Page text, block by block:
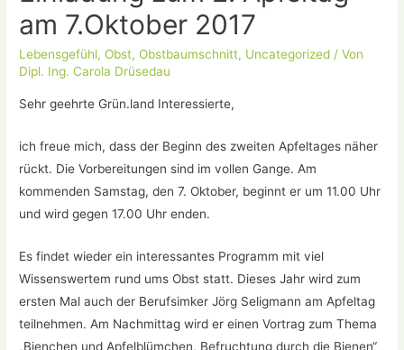
am 7.Oktober 2017
Lebensgefühl, Obst, Obstbaumschnitt, Uncategorized / Von
Dipl. Ing. Carola Drüsedau
Sehr geehrte Grün.land Interessierte,
ich freue mich, dass der Beginn des zweiten Apfeltages näher
rückt. Die Vorbereitungen sind im vollen Gange. Am
kommenden Samstag, den 7. Oktober, beginnt er um 11.00 Uhr
und wird gegen 17.00 Uhr enden.
Es findet wieder ein interessantes Programm mit viel
Wissenswertem rund ums Obst statt. Dieses Jahr wird zum
ersten Mal auch der Berufsimker Jörg Seligmann am Apfeltag
teilnehmen. Am Nachmittag wird er einen Vortrag zum Thema
„Bienchen und Apfelblümchen, Befruchtung durch die Bienen“